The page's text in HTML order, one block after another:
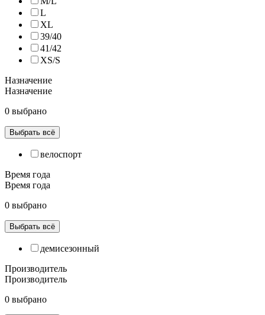
L
XL
39/40
41/42
XS/S
Назначение
Назначение
0 выбрано
Выбрать всё
велоспорт
Время года
Время года
0 выбрано
Выбрать всё
демисезонный
Производитель
Производитель
0 выбрано